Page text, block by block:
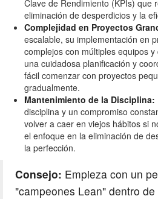
Clave de Rendimiento (KPIs) que
eliminación de desperdicios y la
Complejidad en Proyectos
escalable, su implementación en
complejos con múltiples equipos
una cuidadosa planificación y
fácil comenzar con proyectos
gradualmente.
Mantenimiento de la Disciplina:
disciplina y un compromiso
volver a caer en viejos hábitos si
el enfoque en la eliminación de
la perfección.
Consejo: Empieza con un
"campeones Lean" dentro